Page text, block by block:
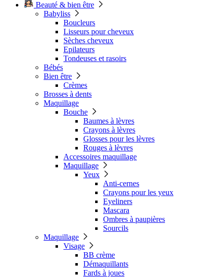
Beauté & bien être
Babyliss
Boucleurs
Lisseurs pour cheveux
Sèches cheveux
Epilateurs
Tondeuses et rasoirs
Bébés
Bien être
Crèmes
Brosses à dents
Maquillage
Bouche
Baumes à lèvres
Crayons à lèvres
Glosses pour les lèvres
Rouges à lèvres
Accessoires maquillage
Maquillage
Yeux
Anti-cernes
Crayons pour les yeux
Eyeliners
Mascara
Ombres à paupières
Sourcils
Maquillage
Visage
BB crème
Démaquillants
Fards à joues